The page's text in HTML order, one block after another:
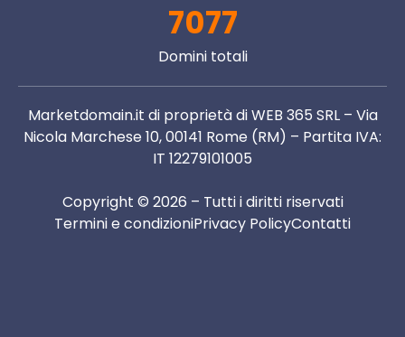
7077
Domini totali
Marketdomain.it di proprietà di WEB 365 SRL – Via
Nicola Marchese 10, 00141 Rome (RM) – Partita IVA:
IT 12279101005
Copyright © 2026 – Tutti i diritti riservati
Termini e condizioniPrivacy PolicyContatti